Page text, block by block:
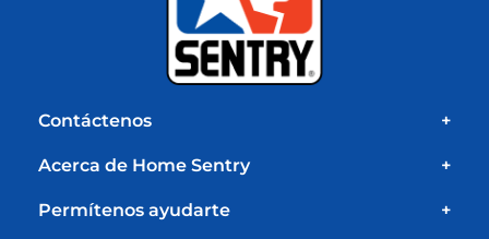
Contáctenos +
Acerca de Home Sentry +
Permítenos ayudarte +